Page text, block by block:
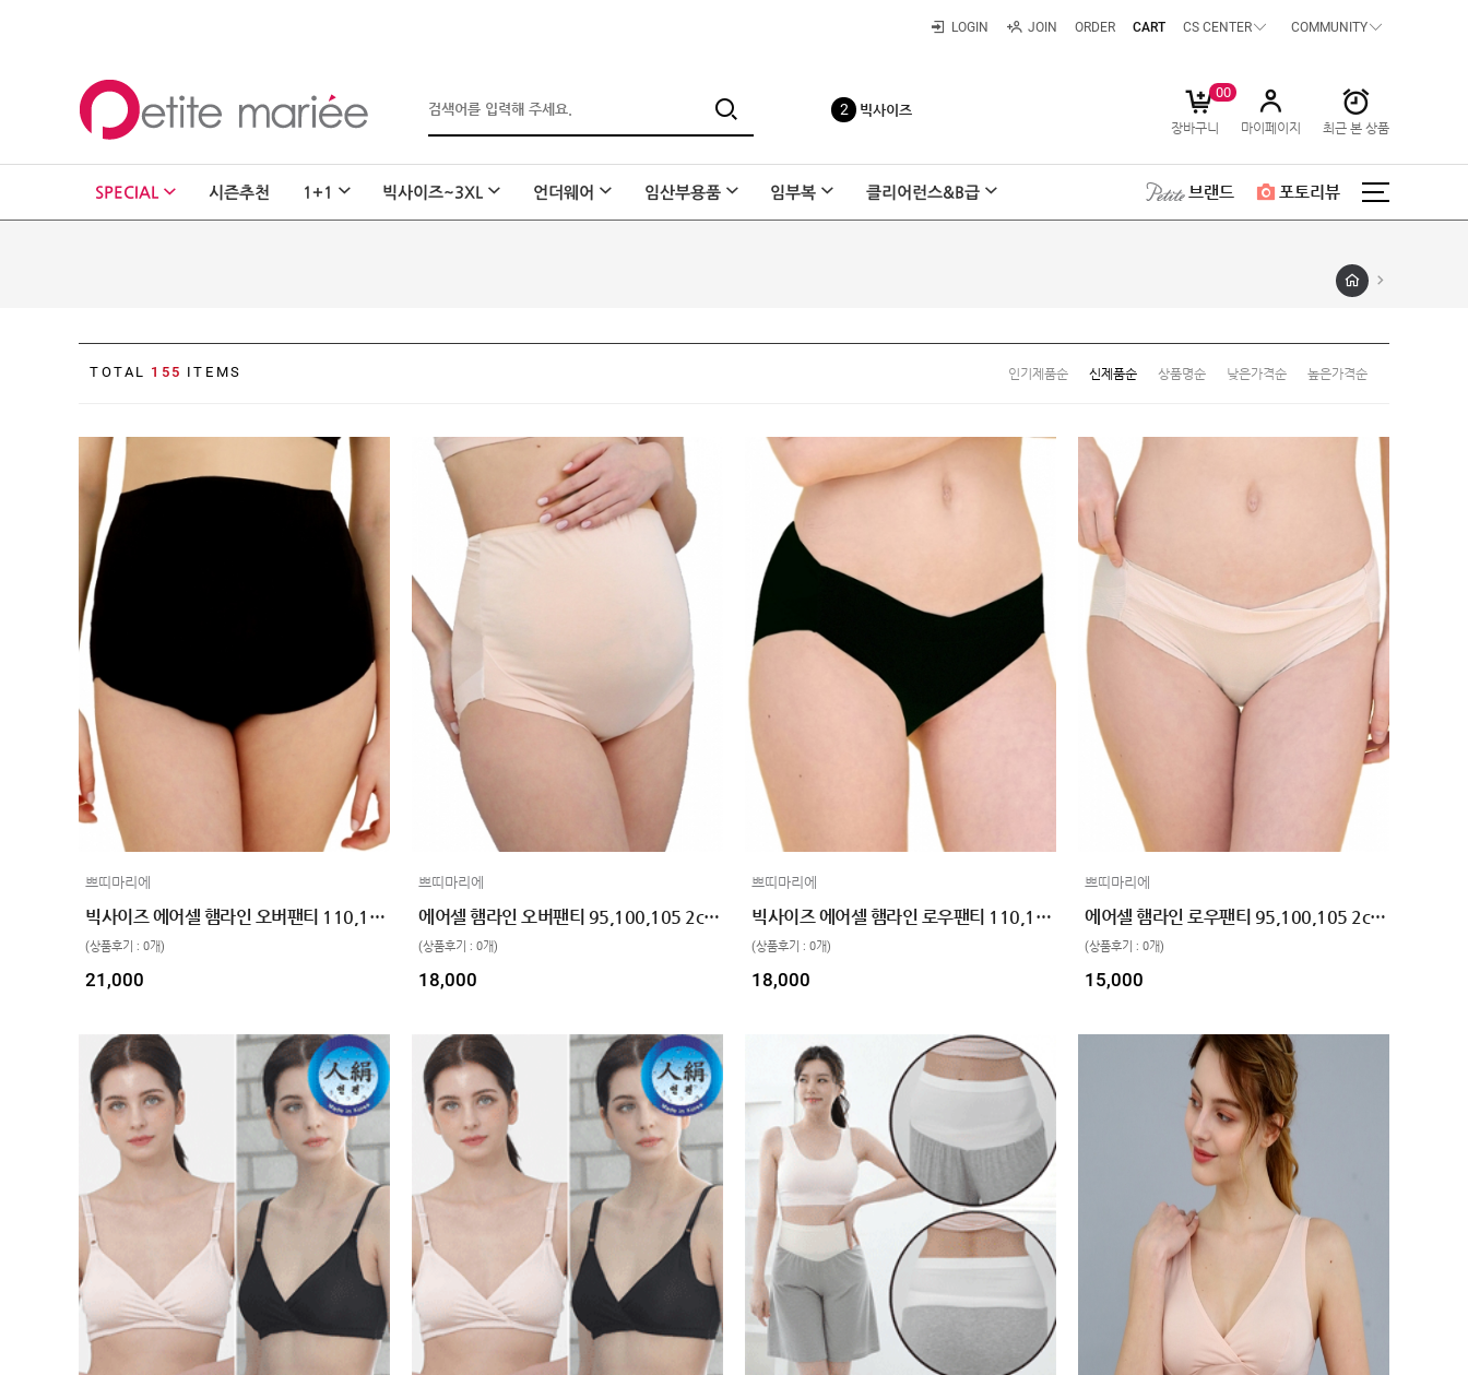
LOGIN JOIN ORDER CART CS CENTER COMMUNITY
3 수유나시
4 사각팬티
6 요일팬티
8
수유브라탑
00
장바구니 마이페이지 최근 본 상품
SPECIAL 시즌추천 1+1 빅사이즈~3XL 언더웨어 임산부용품 임부복 클리어런스&B급 브랜드 포토리뷰
TOTAL 155 ITEMS 인기제품순 신제품순 상품명순 낮은가격순 높은가격순
쁘띠마리에
빅사이즈 에어셀 햄라인 오버팬티 110,120 2color
(상품후기 : 0개)
21,000
쁘띠마리에
에어셀 햄라인 오버팬티 95,100,105 2color
(상품후기 : 0개)
18,000
쁘띠마리에
빅사이즈 에어셀 햄라인 로우팬티 110,120 2color
(상품후기 : 0개)
18,000
쁘띠마리에
에어셀 햄라인 로우팬티 95,100,105 2color
(상품후기 : 0개)
15,000
BEST
클리어런스
이벤트
1+1
빅사이즈
~3XL
언더웨어
수유
브라
팬티
수유나시/
런닝
거들/
스타킹/
타이즈
란쥬
세트상품
임산부용품
보호대
임부복
원피스
클리어런스
&B급
특가
(클리어런스)
B급상품